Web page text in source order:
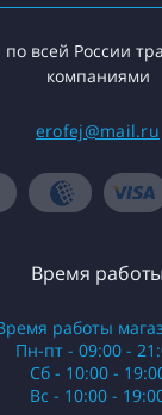
по всей России
компаниями
erofej@mail.ru
Время работы
работы
Пн-пт - 09:00 -
Сб - 10:00 -
Вс - 10:00 -